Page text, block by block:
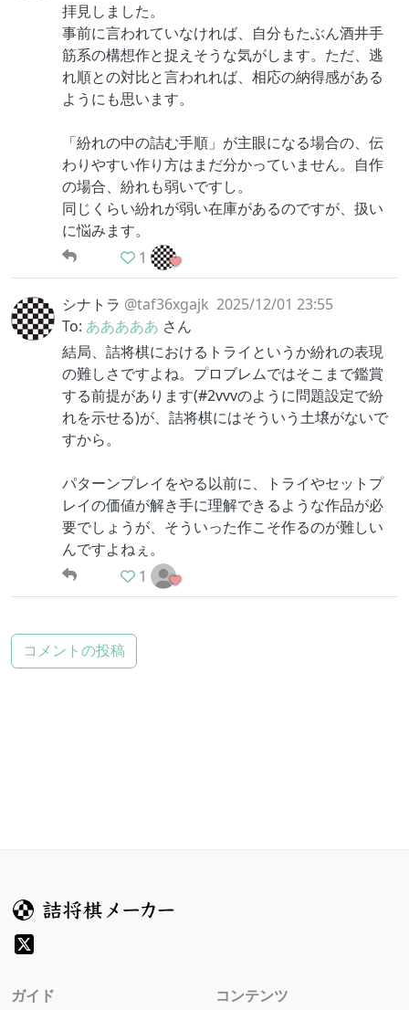
拝見しました。
事前に言われていなければ、自分もたぶん酒井手
筋系の構想作と捉えそうな気がします。ただ、逃
れ順との対比と言われれば、相応の納得感がある
ようにも思います。
「紛れの中の詰む手順」が主眼になる場合の、伝
わりやすい作り方はまだ分かっていません。自作
の場合、紛れも弱いですし。
同じくらい紛れが弱い在庫があるのですが、扱い
に悩みます。
1
シナトラ @taf36xgajk 2025/12/01 23:55
To: あああああ さん
結局、詰将棋におけるトライというか紛れの表現
の難しさですよね。プロブレムではそこまで鑑賞
する前提があります(#2vvvのように問題設定で紛
れを示せる)が、詰将棋にはそういう土壌がないで
すから。
パターンプレイをやる以前に、トライやセットプ
レイの価値が解き手に理解できるような作品が必
要でしょうが、そういった作こそ作るのが難しい
んですよねぇ。
1
コメントの投稿
ガイド
コンテンツ